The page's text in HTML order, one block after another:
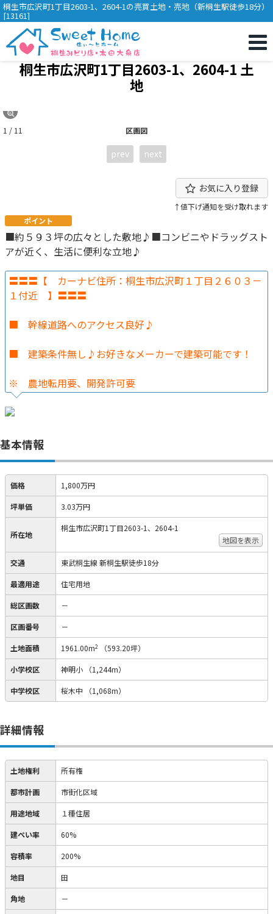
桐生市広沢町1丁目2603-1、2604-1の売買土地・売地（新桐生駅徒歩18分）
[13161]
桐生市広沢町1丁目2603-1、2604-1 土
地
区画図
1 / 11
prev next
お気に入り登録
↑値下げ通知を受け取れます
ポイント
■約５９３坪の広々とした敷地♪■コンビニやドラッグスト
アが近く、生活に便利な立地♪
〓〓〓【 カーナビ住所：桐生市広沢町１丁目２６０３－
１付近 】〓〓〓
■ 幹線道路へのアクセス良好♪
■ 建築条件無し♪お好きなメーカーで建築可能です！
※ 農地転用要、開発許可要
基本情報
価格 1,800万円
坪単価 3.03万円
所在地
桐生市広沢町1丁目2603-1、2604-1
地図を表示
交通 東武桐生線 新桐生駅徒歩18分
最適用途 住宅用地
総区画数 －
区画番号 －
土地面積 1961.00m2 （593.20坪）
小学校区 神明小 （1,244m）
中学校区 桜木中 （1,068m）
詳細情報
土地権利 所有権
都市計画 市街化区域
用途地域 １種住居
建ぺい率 60%
容積率 200%
地目 田
角地 －